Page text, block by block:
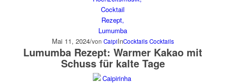
Mai 11, 2024/von CaipiInCocktailsCocktails
Lumumba Rezept: Warmer Kakao mit
Schuss für kalte Tage